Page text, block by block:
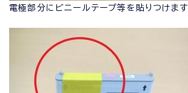
電極部分にビニールテープ等を貼りつけます